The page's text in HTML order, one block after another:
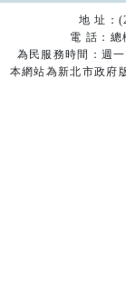
地 址：
電 話：總
為民服務時間：週
本網站為新北市政府